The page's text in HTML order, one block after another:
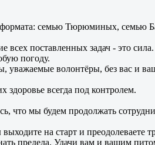
формата: семью Тюрюминых, семью
поставленных задач - это сила.
погоду.
уважаемые волонтёры, без вас и
всегда под контролем.
мы будем продолжать
на старт и преодолеваете
предела. Удачи вам и вашим